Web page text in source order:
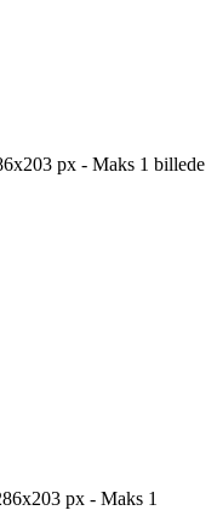
px - Maks 1 billede
px - Maks 1